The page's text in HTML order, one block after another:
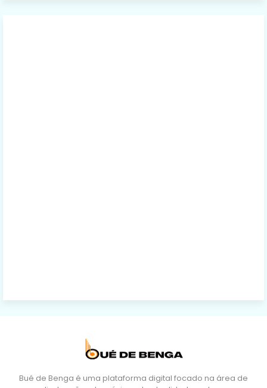
Bué de Benga é uma plataforma digital focado na área de